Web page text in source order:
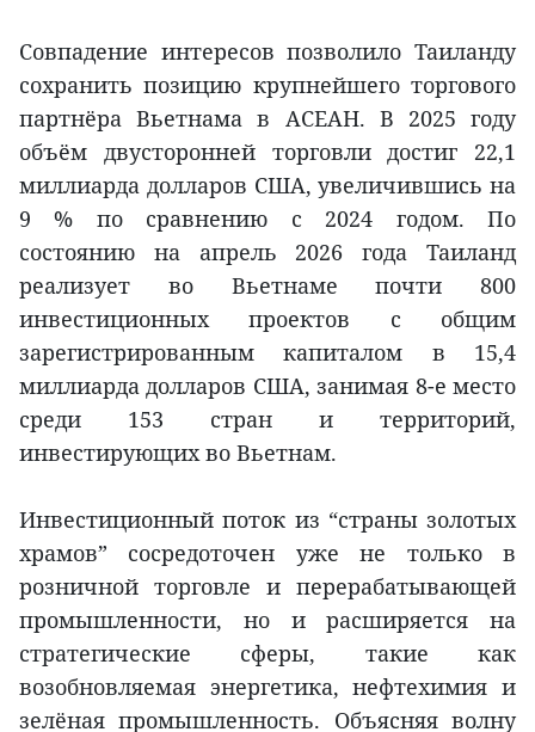
Совпадение интересов позволило Таиланду
сохранить позицию крупнейшего торгового
партнёра Вьетнама в АСЕАН. В 2025 году
объём двусторонней торговли достиг 22,1
миллиарда долларов США, увеличившись на
9 % по сравнению с 2024 годом. По
состоянию на апрель 2026 года Таиланд
реализует во Вьетнаме почти 800
инвестиционных проектов с общим
зарегистрированным капиталом в 15,4
миллиарда долларов США, занимая 8-е место
среди 153 стран и территорий,
инвестирующих во Вьетнам.
Инвестиционный поток из “страны золотых
храмов” сосредоточен уже не только в
розничной торговле и перерабатывающей
промышленности, но и расширяется на
стратегические сферы, такие как
возобновляемая энергетика, нефтехимия и
зелёная промышленность. Объясняя волну